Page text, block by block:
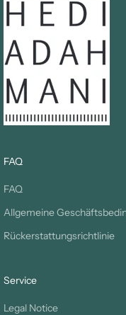
FAQ
FAQ
Allgemeine
Rückerstattungsrichtlinie
Service
Legal Notice